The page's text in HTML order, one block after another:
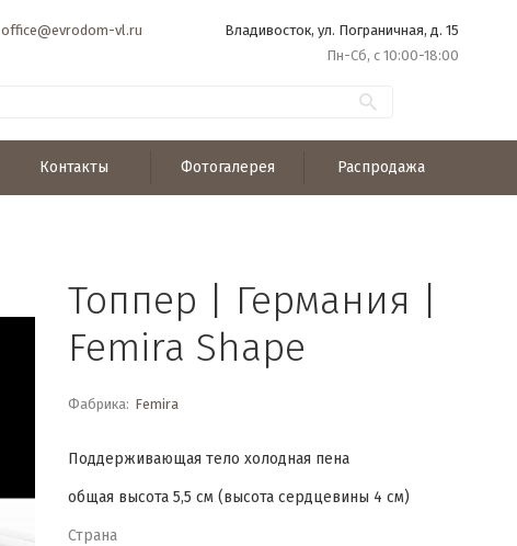
office@evrodom-vl.ru
Владивосток, ул. Пограничная, д. 15
Пн-Сб, с 10:00-18:00
Контакты Фотогалерея Распродажа
Топпер | Германия |
Femira Shape
Фабрика: Femira
Поддерживающая тело холодная пена
общая высота 5,5 см (высота сердцевины 4 см)
Страна